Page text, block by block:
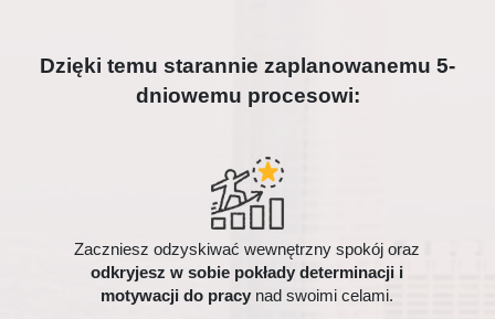
Dzięki temu starannie zaplanowanemu 5-
dniowemu procesowi:
Zaczniesz odzyskiwać wewnętrzny spokój oraz
odkryjesz w sobie pokłady determinacji i
motywacji do pracy nad swoimi celami.